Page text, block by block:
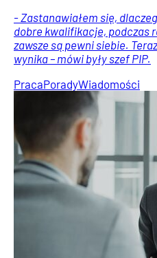
- Zastanawiałem się,
dobre kwalifikacje, podczas
zawsze są pewni siebie.
wynika – mówi były szef PIP.
PracaPoradyWiadomości